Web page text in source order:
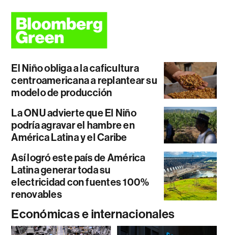
El Niño obliga a la caficultura
centroamericana a replantear su
modelo de producción
La ONU advierte que El Niño
podría agravar el hambre en
América Latina y el Caribe
Así logró este país de América
Latina generar toda su
electricidad con fuentes 100%
renovables
Económicas e internacionales